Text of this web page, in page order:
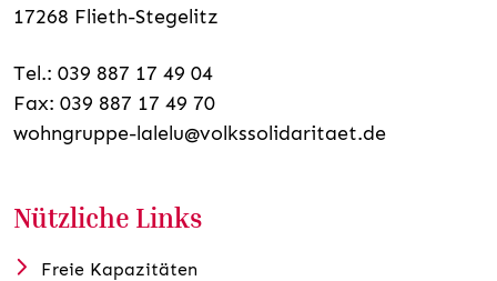
17268 Flieth-Stegelitz
Tel.: 039 887 17 49 04
Fax: 039 887 17 49 70
wohngruppe-lalelu@volkssolidaritaet.de
Nützliche Links
Freie Kapazitäten